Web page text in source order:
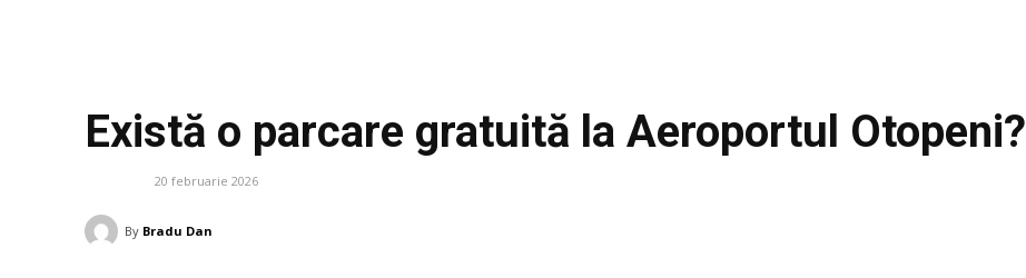
Există o parcare gratuită la Aeroportul Otopeni?
20 februarie 2026
By Bradu Dan